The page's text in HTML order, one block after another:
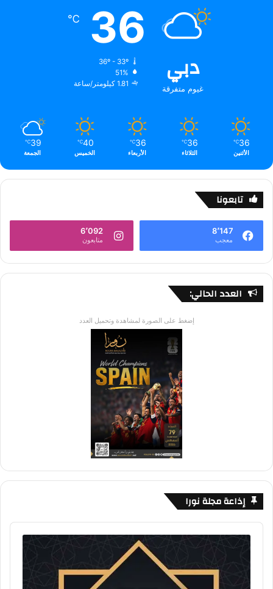
دبي
غيوم متفرقة
36
℃
36º - 33º
51%
1.81 كيلومتر/ساعة
36
℃
الأثنين
36
℃
الثلاثاء
36
℃
الأربعاء
40
℃
الخميس
39
℃
الجمعة
تابعونا
8٬147
معجب
6٬092
متابعون
العدد الحالي:
إضغط على الصورة لمشاهدة وتحميل العدد
إذاعة مجلة نورا
Audio
Player